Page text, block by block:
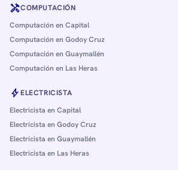
handymanCOMPUTACIÓN
Computación en Capital
Computación en Godoy Cruz
Computación en Guaymallén
Computación en Las Heras
boltELECTRICISTA
Electricista en Capital
Electricista en Godoy Cruz
Electricista en Guaymallén
Electricista en Las Heras